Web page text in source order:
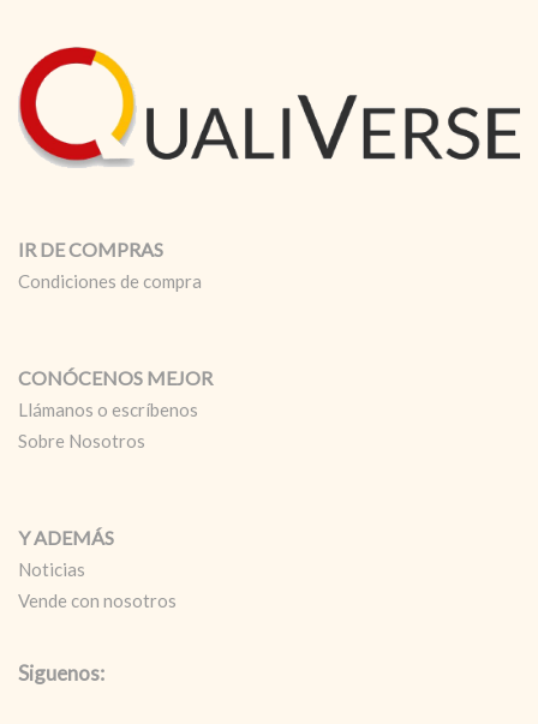
IR DE COMPRAS
Condiciones de compra
CONÓCENOS MEJOR
Llámanos o escríbenos
Sobre Nosotros
Y ADEMÁS
Noticias
Vende con nosotros
Siguenos: